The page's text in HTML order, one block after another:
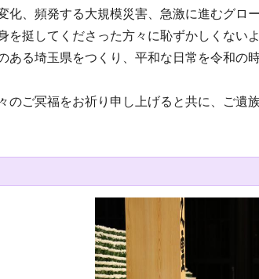
化、頻発する大規模災害、急激に進むグロ
を挺してくださった方々に恥ずかしくない
ある埼玉県をつくり、平和な日常を令和
のご冥福をお祈り申し上げると共に、ご遺